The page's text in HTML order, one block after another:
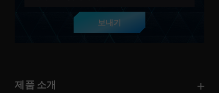
보내기
제품 소개